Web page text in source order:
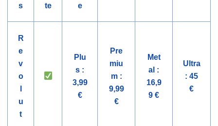
s
te
e
R
e
v
o
l
u
t
Plu
s :
3,99
€
Pre
miu
m :
9,99
€
Met
al :
16,9
9 €
Ultra
: 45
€